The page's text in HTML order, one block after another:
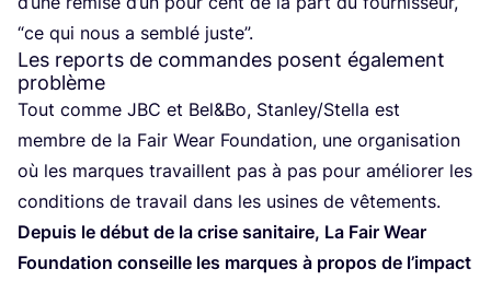
“ce qui nous a sem­blé juste”.
Les reports de commandes posent également
problème
Tout comme JBC et Bel&Bo, Stanley/​Stella est
membre de la Fair Wear Foun­da­tion, une orga­ni­sa­tion
où les marques tra­vaillent pas à pas pour amé­lio­rer les
condi­tions de tra­vail dans les usines de vête­ments.
Depuis le début de la crise sani­taire, La Fair Wear
Foun­da­tion conseille les marques à pro­pos de l’im­pact